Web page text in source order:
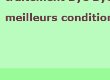
meilleurs